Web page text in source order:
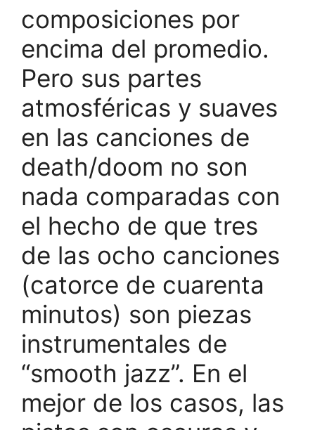
composiciones por
encima del promedio.
Pero sus partes
atmosféricas y suaves
en las canciones de
death/doom no son
nada comparadas con
el hecho de que tres
de las ocho canciones
(catorce de cuarenta
minutos) son piezas
instrumentales de
“smooth jazz”. En el
mejor de los casos, las